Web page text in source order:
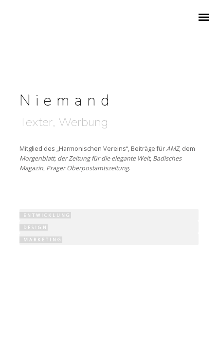
FESTSPIELE AB 1951
ARCHIVSCHÄTZE AUS EUTIN
NACHKLANG 2026
Niemand
Texter, Werbung
Mitglied des „Harmonischen Vereins“, Beiträge fürAMZ, dem
Morgenblatt, der Zeitung für die elegante Welt, Badisches
Magazin, Prager Oberpostamtszeitung.
ENTWICKLUNG
DESIGN
MARKETING